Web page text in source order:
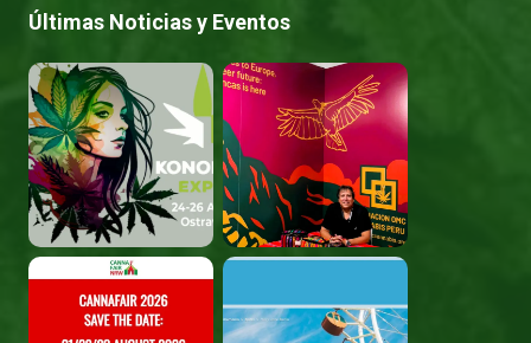
Últimas Noticias y Eventos